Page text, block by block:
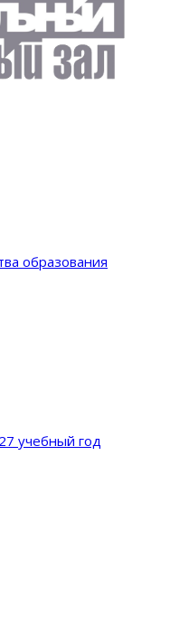
образования
учебный год